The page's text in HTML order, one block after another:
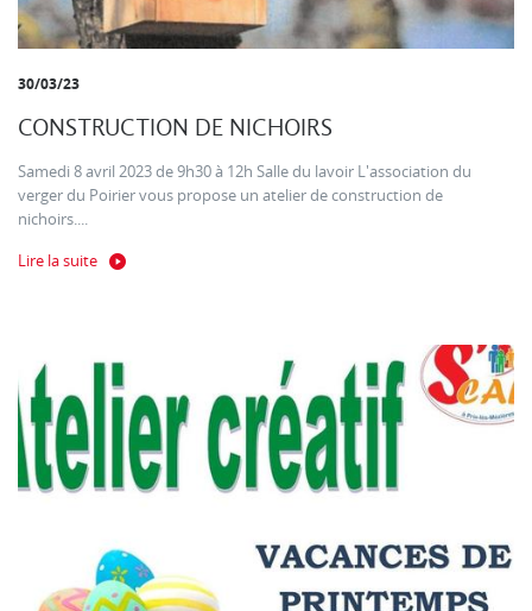
30/03/23
CONSTRUCTION DE NICHOIRS
Samedi 8 avril 2023 de 9h30 à 12h Salle du lavoir L'association du
verger du Poirier vous propose un atelier de construction de
nichoirs....
Lire la suite